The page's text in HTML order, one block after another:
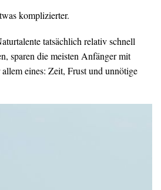
komplizierter.
tatsächlich relativ schnell
sparen die meisten Anfänger mit
eines: Zeit, Frust und unnötige